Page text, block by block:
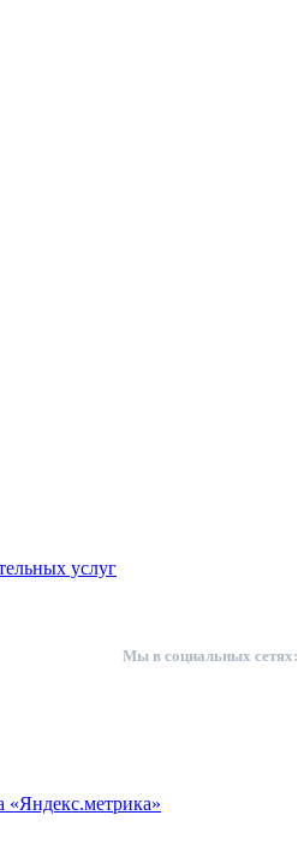
услуг
Мы в социальных сетях:
«Яндекс.метрика»